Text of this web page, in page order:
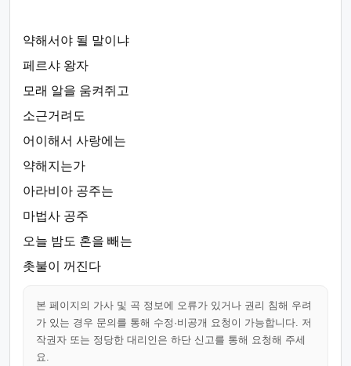
약해서야 될 말이냐
페르샤 왕자
모래 알을 움켜쥐고
소근거려도
어이해서 사랑에는
약해지는가
아라비아 공주는
마법사 공주
오늘 밤도 혼을 빼는
촛불이 꺼진다
본 페이지의 가사 및 곡 정보에 오류가 있거나 권리 침해 우려
가 있는 경우 문의를 통해 수정·비공개 요청이 가능합니다. 저
작권자 또는 정당한 대리인은 하단 신고를 통해 요청해 주세
요.